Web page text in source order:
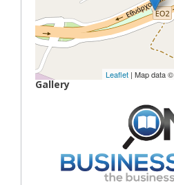
Leaflet | Map data ©
Gallery